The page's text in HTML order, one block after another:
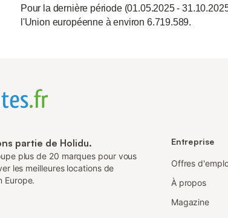
Pour la dernière période (01.05.2025 -
l'Union européenne à environ 6.719.589.
partie de Holidu.
plus de 20 marques pour vous
les meilleures locations de
Europe.
Entreprise
Offres
À propos
Magazine